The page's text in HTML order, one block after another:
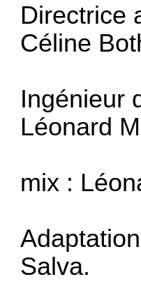
Directrice
Céline
Ingénieur
Léonard
mix :
Salva.